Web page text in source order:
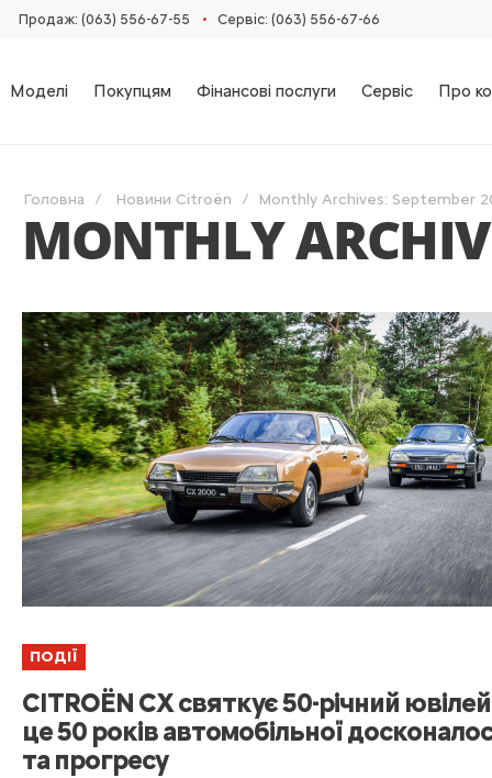
Продаж: (063) 556-67-55 • Сервіс: (063) 556-67-66
Моделі Покупцям Фінансові послуги Сервіс Про
Головна Новини Citroën Monthly Archives: September
MONTHLY
ПОДІЇ
CITROЁN CX святкує 50-річний
це 50 років автомобільної
та прогресу